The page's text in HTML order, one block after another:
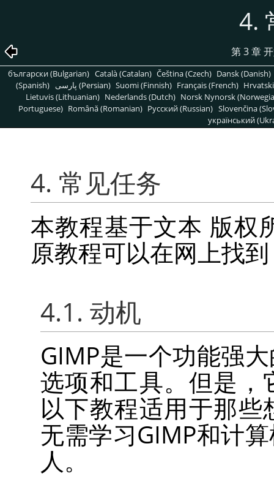
4.
第 3 章
български (Bulgarian) Català (Catalan) Čeština (Czech) Dansk (Danish)
(Spanish)
پارسی (Persian) Suomi (Finnish) Français (French)
Lietuvis (Lithuanian) Nederlands (Dutch) Norsk Nynorsk
Portuguese) Română (Romanian) Pусский (Russian) Slovenčina
український
4. 常见任务
本教程基于文本 版权
原教程可以在网上找
4.1. 动机
GIMP是一个功能强
选项和工具。但是
以下教程适用于那
无需学习GIMP和计
人。